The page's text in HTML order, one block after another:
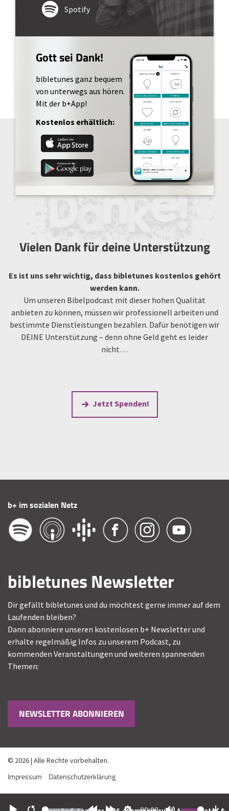
Spotify
Gott sei Dank!
bibletunes ganz bequem
von unterwegs aus hören.
Mit der b+App!
Kostenlos erhältlich:
Vielen Dank für deine Unterstützung
Es ist uns sehr wichtig, dass bibletunes kostenlos gehört
werden kann.
Um unseren Bibelpodcast mit dieser hohen Qualität
anbieten zu können, müssen wir professionell arbeiten und
bestimmte Dienstleistungen bezahlen. Dafür benötigen wir
DEINE Unterstützung – denn ohne Geld geht es leider
nicht…
Jetzt Spenden!
b+ im sozialen Netz
bibletunes Newsletter
Dir gefällt bibletunes und du möchtest gerne immer auf dem
Laufenden bleiben?
Dann abonniere unseren kostenlosen b+ Newsletter und
erhalte regelmäßig Infos zu unserem Podcast, zu
kommenden Veranstaltungen und weiteren spannenden
Themen:
NEWSLETTER ABONNIEREN
© 2026 | Alle Rechte vorbehalten.
Impressum Datenschutzerklärung